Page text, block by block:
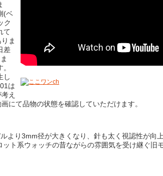
(ベ
ク
て
ま
差
し
は
え
にて品物の状態を確認していただけます。
より3mm径が大きくなり、針も太く視認性が向
ト系ウォッチの昔ながらの雰囲気を受け継ぐ旧